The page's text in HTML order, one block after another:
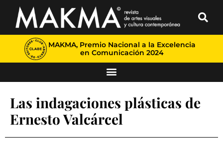
MAKMA, Premio Nacional a la Excelencia
en Comunicación 2024
Las indagaciones plásticas de
Ernesto Valcárcel